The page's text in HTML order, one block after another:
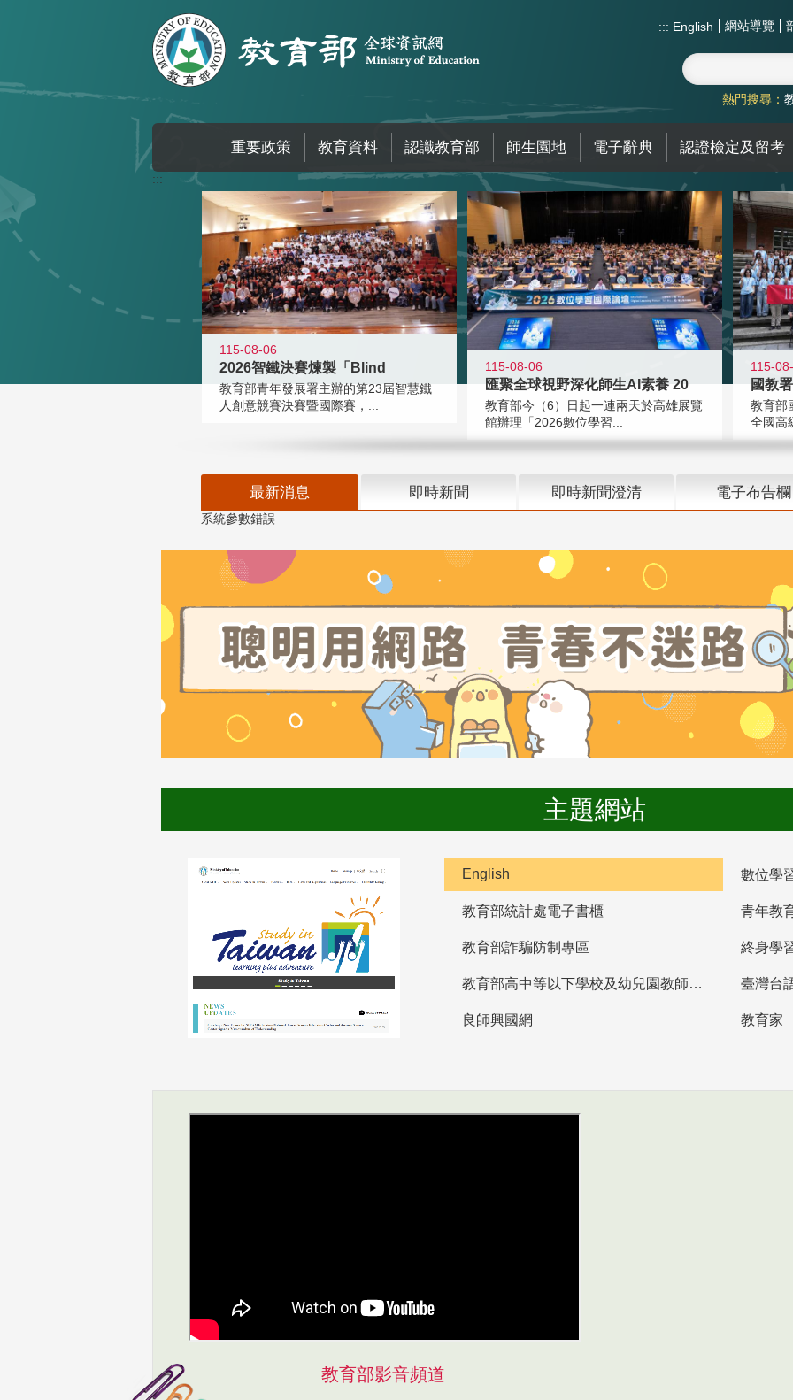
::: English 網站導覽
熱門搜尋：
重要政策 教育資料 認識教育部 師生園地 電子辭典 認證檢定及留考
:::
115-08-06
2026智鐵決賽煉製「Blind
教育部青年發展署主辦的第23屆智慧鐵
人創意競賽決賽暨國際賽，...
115-08-06
匯聚全球視野深化師生AI素養 20
教育部今（6）日起一連兩天於高雄展覽
館辦理「2026數位學習...
115-
教育部
全國高
最新消息 即時新聞 即時新聞澄清 電子布告欄
系統參數錯誤
主題網站
English 數位學
教育部統計處電子書櫃 青年教
教育部詐騙防制專區 終身學
教育部高中等以下學校及幼兒園教師資格檢定考試 臺灣台
良師興國網 教育家
教育部影音頻道